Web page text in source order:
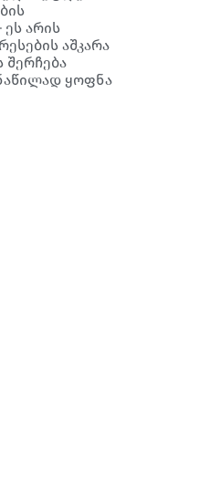
ეს არის
აშკარა
შერჩება
ყოფნა